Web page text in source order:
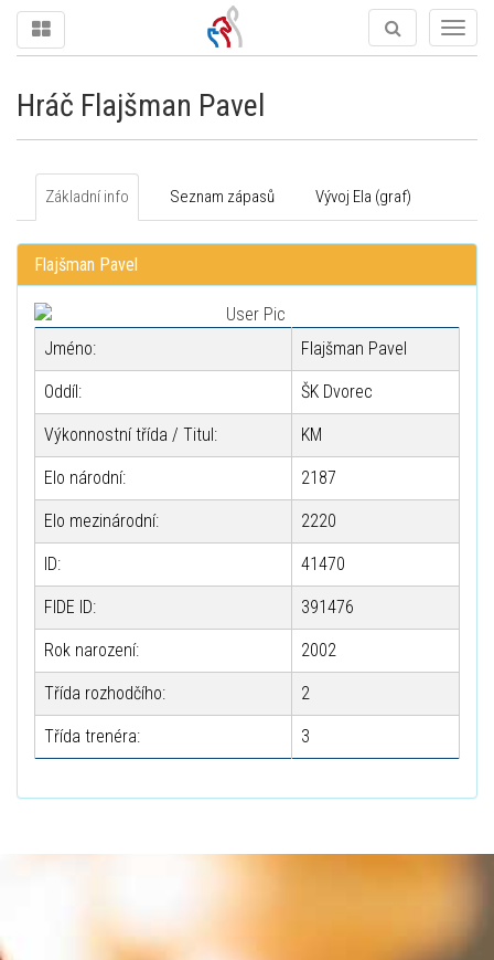
Hráč Flajšman Pavel
Základní info Seznam zápasů Vývoj Ela (graf)
Flajšman Pavel
Jméno: Flajšman Pavel
Oddíl: ŠK Dvorec
Výkonnostní třída / Titul: KM
Elo národní: 2187
Elo mezinárodní: 2220
ID: 41470
FIDE ID: 391476
Rok narození: 2002
Třída rozhodčího: 2
Třída trenéra: 3